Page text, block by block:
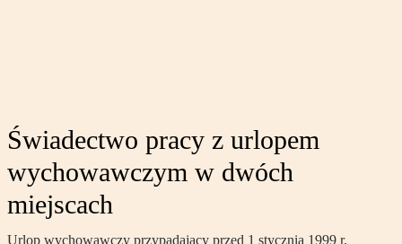
Świadectwo pracy z urlopem
wychowawczym w dwóch
miejscach
Urlop wychowawczy przypadający przed 1 stycznia 1999 r.